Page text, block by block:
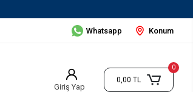
Whatsapp Konum
Giriş Yap
0
0,00 TL